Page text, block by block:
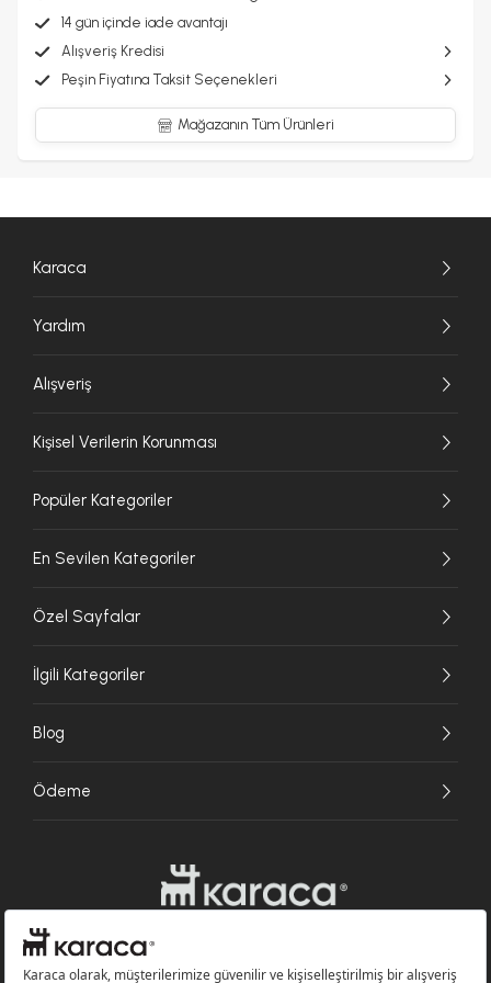
500 CE/CB EUROPE - 220/240V SHUKO PLUG İlk kullanımdan önce
kullanım kılavuzunu dikkatlice okuyunuz. "Temizlik ve Bakım"
tavsiyelerini içerir.
14 gün içinde iade avantajı
Alışveriş Kredisi
Peşin Fiyatına Taksit Seçenekleri
Mağazanın Tüm Ürünleri
Karaca
Yardım
Alışveriş
Kişisel Verilerin Korunması
Popüler Kategoriler
En Sevilen Kategoriler
Özel Sayfalar
İlgili Kategoriler
Blog
Ödeme